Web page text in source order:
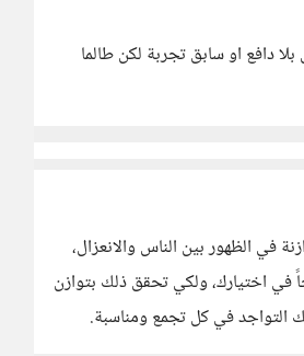
دافع او سابق تجربة لكن طالما
في الظهور بين الناس والانعزال،
اختيارك، ولكي تحقق ذلك بتوازن
في كل تجمع ومناسبة.